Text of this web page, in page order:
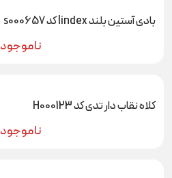
بادی آستین بلند lindex کد s000657
ناموجود
کلاه نقاب دار تدی کد H000123
ناموجود